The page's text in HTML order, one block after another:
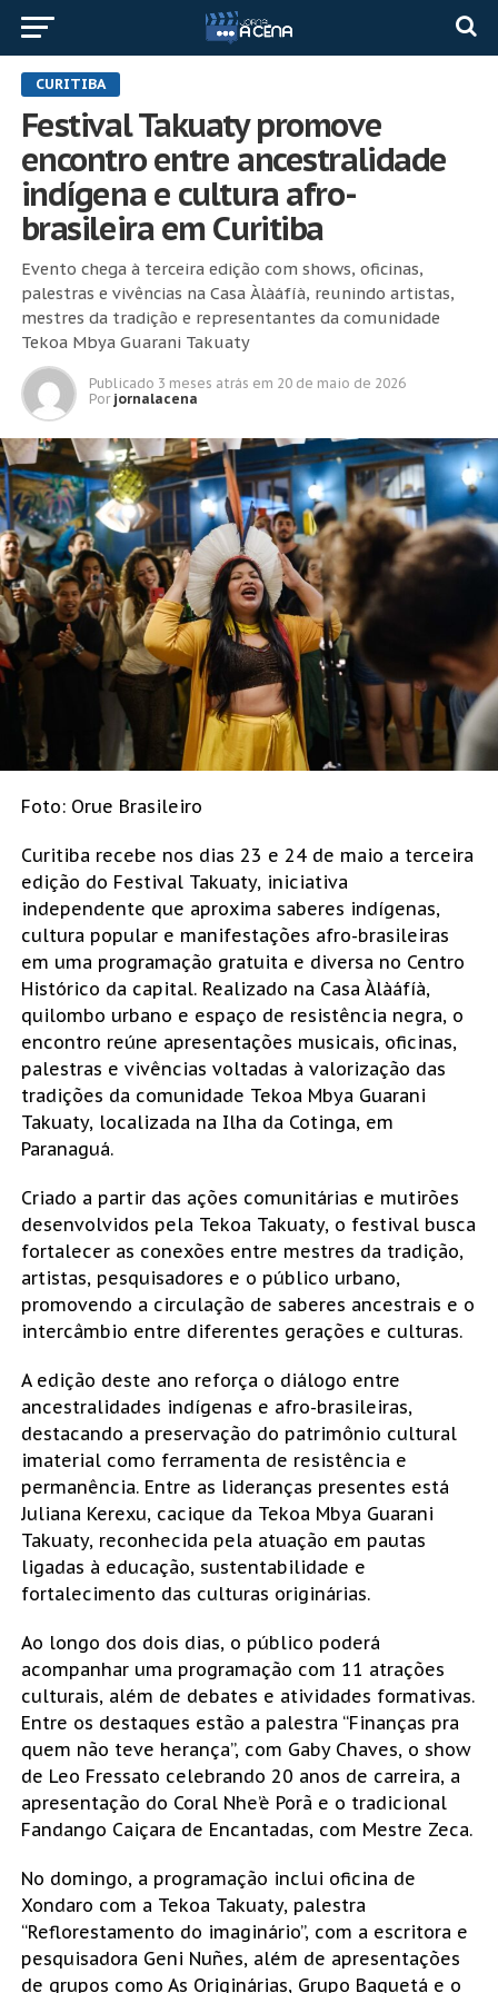
CURITIBA
Festival Takuaty promove
encontro entre ancestralidade
indígena e cultura afro-
brasileira em Curitiba
Evento chega à terceira edição com shows, oficinas,
palestras e vivências na Casa Àlàáfíà, reunindo artistas,
mestres da tradição e representantes da comunidade
Tekoa Mbya Guarani Takuaty
Publicado 3 meses atrás em 20 de maio de 2026
Por jornalacena
Foto: Orue Brasileiro
Curitiba recebe nos dias 23 e 24 de maio a terceira
edição do Festival Takuaty, iniciativa
independente que aproxima saberes indígenas,
cultura popular e manifestações afro-brasileiras
em uma programação gratuita e diversa no Centro
Histórico da capital. Realizado na Casa Àlàáfíà,
quilombo urbano e espaço de resistência negra, o
encontro reúne apresentações musicais, oficinas,
palestras e vivências voltadas à valorização das
tradições da comunidade Tekoa Mbya Guarani
Takuaty, localizada na Ilha da Cotinga, em
Paranaguá.
Criado a partir das ações comunitárias e mutirões
desenvolvidos pela Tekoa Takuaty, o festival busca
fortalecer as conexões entre mestres da tradição,
artistas, pesquisadores e o público urbano,
promovendo a circulação de saberes ancestrais e o
intercâmbio entre diferentes gerações e culturas.
A edição deste ano reforça o diálogo entre
ancestralidades indígenas e afro-brasileiras,
destacando a preservação do patrimônio cultural
imaterial como ferramenta de resistência e
permanência. Entre as lideranças presentes está
Juliana Kerexu, cacique da Tekoa Mbya Guarani
Takuaty, reconhecida pela atuação em pautas
ligadas à educação, sustentabilidade e
fortalecimento das culturas originárias.
Ao longo dos dois dias, o público poderá
acompanhar uma programação com 11 atrações
culturais, além de debates e atividades formativas.
Entre os destaques estão a palestra “Finanças pra
quem não teve herança”, com Gaby Chaves, o show
de Leo Fressato celebrando 20 anos de carreira, a
apresentação do Coral Nhe’è Porã e o tradicional
Fandango Caiçara de Encantadas, com Mestre Zeca.
No domingo, a programação inclui oficina de
Xondaro com a Tekoa Takuaty, palestra
“Reflorestamento do imaginário”, com a escritora e
pesquisadora Geni Nuñes, além de apresentações
de grupos como As Originárias, Grupo Baquetá e o